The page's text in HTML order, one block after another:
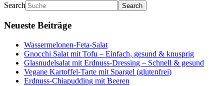
Search
Neueste Beiträge
Wassermelonen-Feta-Salat
Gnocchi Salat mit Tofu – Einfach, gesund & knusprig
Glasnudelsalat mit Erdnuss-Dressing – Schnell & gesund
Vegane Kartoffel-Tarte mit Spargel (glutenfrei)
Erdnuss-Chiapudding mit Beeren